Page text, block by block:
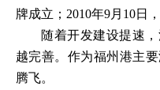
牌成立；2010年9月10日
随着开发建设提速
越完善。作为福州港主
腾飞。